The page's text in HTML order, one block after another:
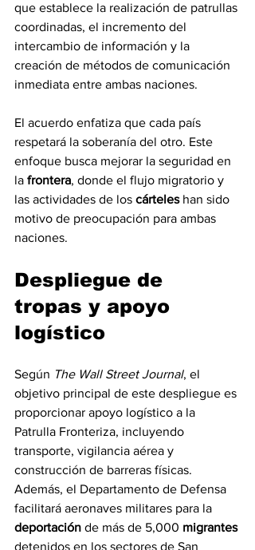
que establece la realización de patrullas
coordinadas, el incremento del
intercambio de información y la
creación de métodos de comunicación
inmediata entre ambas naciones.
El acuerdo enfatiza que cada país
respetará la soberanía del otro. Este
enfoque busca mejorar la seguridad en
la frontera, donde el flujo migratorio y
las actividades de los cárteles han sido
motivo de preocupación para ambas
naciones.
Despliegue de
tropas y apoyo
logístico
Según The Wall Street Journal, el
objetivo principal de este despliegue es
proporcionar apoyo logístico a la
Patrulla Fronteriza, incluyendo
transporte, vigilancia aérea y
construcción de barreras físicas.
Además, el Departamento de Defensa
facilitará aeronaves militares para la
deportación de más de 5,000 migrantes
detenidos en los sectores de San